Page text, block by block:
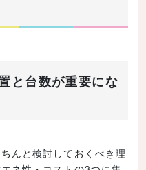
と台数が重要にな
んと検討しておくべき理